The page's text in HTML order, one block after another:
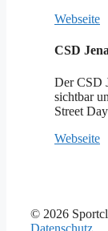
Webseite
CSD
Der CSD
sichtbar
Street
Webseite
© 2026
Datenschutz